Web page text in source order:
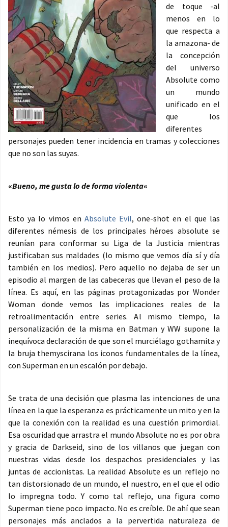
de toque -al
menos en lo
que respecta a
la amazona- de
la concepción
del universo
Absolute como
un mundo
unificado en el
que los
diferentes
personajes pueden tener incidencia en tramas y colecciones
que no son las suyas.
«Bueno, me gusta lo de forma violenta«
Esto ya lo vimos en Absolute Evil, one-shot en el que las
diferentes némesis de los principales héroes absolute se
reunían para conformar su Liga de la Justicia mientras
justificaban sus maldades (lo mismo que vemos día sí y día
también en los medios). Pero aquello no dejaba de ser un
episodio al margen de las cabeceras que llevan el peso de la
línea. Es aquí, en las páginas protagonizadas por Wonder
Woman donde vemos las implicaciones reales de la
retroalimentación entre series. Al mismo tiempo, la
personalización de la misma en Batman y WW supone la
inequívoca declaración de que son el murciélago gothamita y
la bruja themyscirana los iconos fundamentales de la línea,
con Superman en un escalón por debajo.
Se trata de una decisión que plasma las intenciones de una
línea en la que la esperanza es prácticamente un mito y en la
que la conexión con la realidad es una cuestión primordial.
Esa oscuridad que arrastra el mundo Absolute no es por obra
y gracia de Darkseid, sino de los villanos que juegan con
nuestras vidas desde los despachos presidenciales y las
juntas de accionistas. La realidad Absolute es un reflejo no
tan distorsionado de un mundo, el nuestro, en el que el odio
lo impregna todo. Y como tal reflejo, una figura como
Superman tiene poco impacto. No es creíble. De ahí que sean
personajes más anclados a la pervertida naturaleza de